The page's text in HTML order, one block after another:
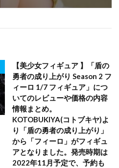
【美少女フィギュア 】「盾の
勇者の成り上がり Season 2 フ
ィーロ 1/7 フィギュア」につ
いてのレビューや価格の内容
情報まとめ。
KOTOBUKIYA(コトブキヤ)よ
り「盾の勇者の成り上がり」
から「フィーロ」がフィギュ
アとなりました。発売時期は
2022年11月予定で、予約も